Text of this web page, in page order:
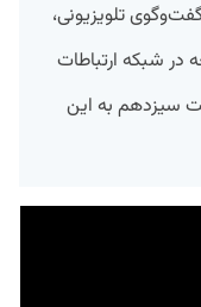
تلویزیونی،
شبکه ارتباطات
سیزدهم به این